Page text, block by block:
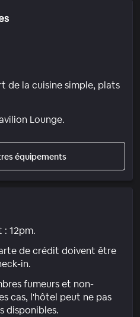
de la cuisine simple, plats
Lounge.
équipements
: 12pm.
de crédit doivent être
in.
fumeurs et non-
cas, l'hôtel peut ne pas
disponibles.